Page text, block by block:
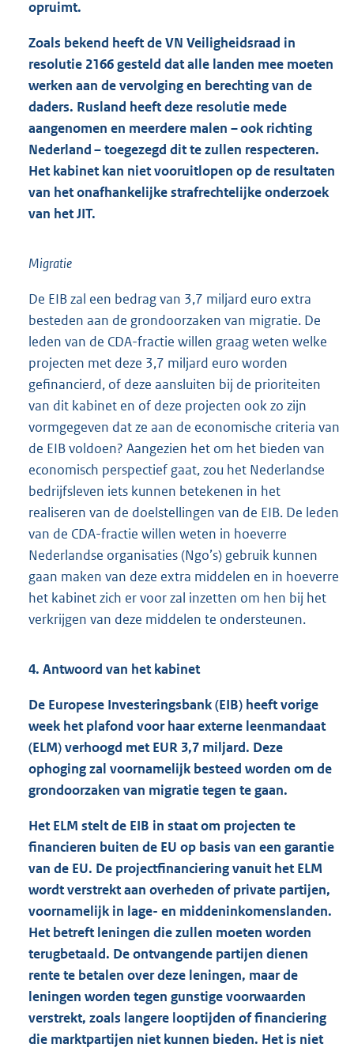
opruimt.
Zoals bekend heeft de VN Veiligheidsraad in
resolutie 2166 gesteld dat alle landen mee moeten
werken aan de vervolging en berechting van de
daders. Rusland heeft deze resolutie mede
aangenomen en meerdere malen – ook richting
Nederland – toegezegd dit te zullen respecteren.
Het kabinet kan niet vooruitlopen op de resultaten
van het onafhankelijke strafrechtelijke onderzoek
van het JIT.
Migratie
De EIB zal een bedrag van 3,7 miljard euro extra
besteden aan de grondoorzaken van migratie. De
leden van de CDA-fractie willen graag weten welke
projecten met deze 3,7 miljard euro worden
gefinancierd, of deze aansluiten bij de prioriteiten
van dit kabinet en of deze projecten ook zo zijn
vormgegeven dat ze aan de economische criteria van
de EIB voldoen? Aangezien het om het bieden van
economisch perspectief gaat, zou het Nederlandse
bedrijfsleven iets kunnen betekenen in het
realiseren van de doelstellingen van de EIB. De leden
van de CDA-fractie willen weten in hoeverre
Nederlandse organisaties (Ngo’s) gebruik kunnen
gaan maken van deze extra middelen en in hoeverre
het kabinet zich er voor zal inzetten om hen bij het
verkrijgen van deze middelen te ondersteunen.
4. Antwoord van het kabinet
De Europese Investeringsbank (EIB) heeft vorige
week het plafond voor haar externe leenmandaat
(ELM) verhoogd met EUR 3,7 miljard. Deze
ophoging zal voornamelijk besteed worden om de
grondoorzaken van migratie tegen te gaan.
Het ELM stelt de EIB in staat om projecten te
financieren buiten de EU op basis van een garantie
van de EU. De projectfinanciering vanuit het ELM
wordt verstrekt aan overheden of private partijen,
voornamelijk in lage- en middeninkomenslanden.
Het betreft leningen die zullen moeten worden
terugbetaald. De ontvangende partijen dienen
rente te betalen over deze leningen, maar de
leningen worden tegen gunstige voorwaarden
verstrekt, zoals langere looptijden of financiering
die marktpartijen niet kunnen bieden. Het is niet